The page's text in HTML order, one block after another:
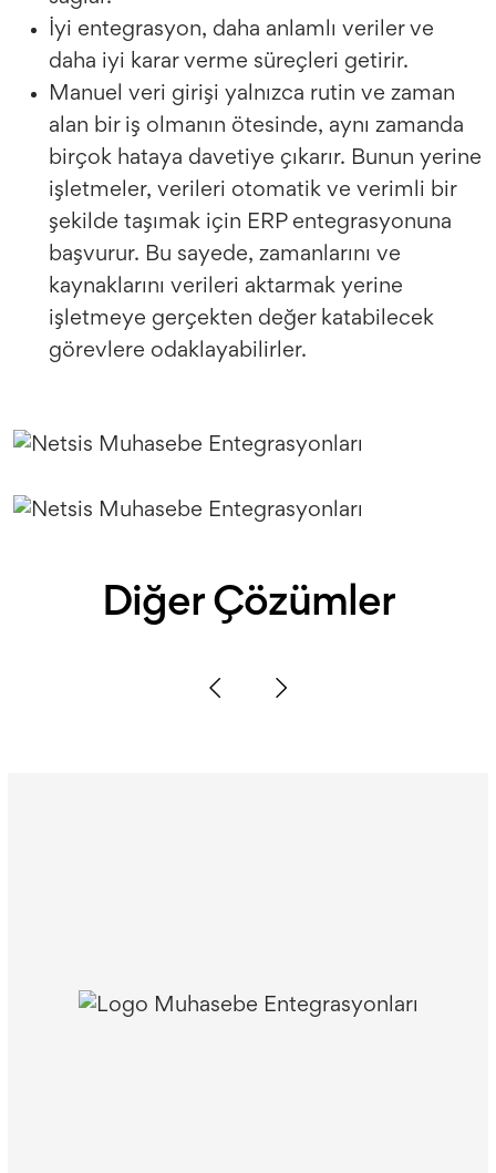
İyi entegrasyon, daha anlamlı veriler ve
daha iyi karar verme süreçleri getirir.
Manuel veri girişi yalnızca rutin ve zaman
alan bir iş olmanın ötesinde, aynı zamanda
birçok hataya davetiye çıkarır. Bunun yerine
işletmeler, verileri otomatik ve verimli bir
şekilde taşımak için ERP entegrasyonuna
başvurur. Bu sayede, zamanlarını ve
kaynaklarını verileri aktarmak yerine
işletmeye gerçekten değer katabilecek
görevlere odaklayabilirler.
Diğer Çözümler